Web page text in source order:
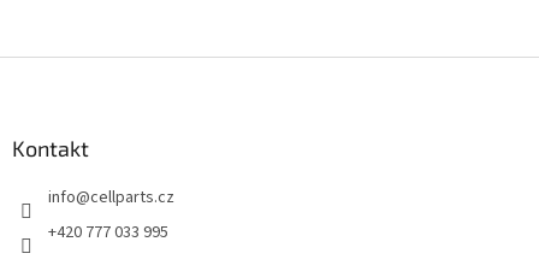
Kontakt
info@cellparts.cz
+420 777 033 995